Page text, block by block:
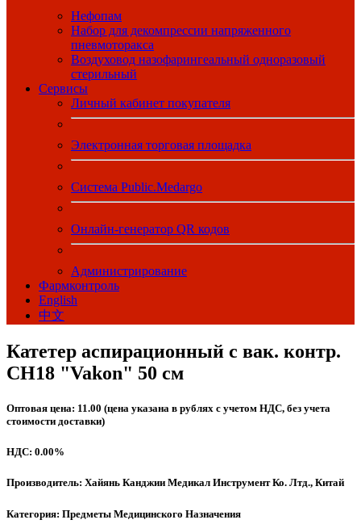
Нефопам
Набор для декомпрессии напряженного
пневмоторакса
Воздуховод назофарингеальный одноразовый
стерильный
Сервисы
Личный кабинет покупателя
Электронная торговая площадка
Система Public.Medargo
Онлайн-генератор QR кодов
Администрирование
Фармконтроль
English
中文
Катетер аспирационный с вак. контр.
CH18 "Vakon" 50 см
Оптовая цена: 11.00 (цена указана в рублях с учетом НДС, без учета
стоимости доставки)
НДС: 0.00%
Производитель: Хайянь Канджии Медикал Инструмент Ко. Лтд., Китай
Категория: Предметы Медицинского Назначения